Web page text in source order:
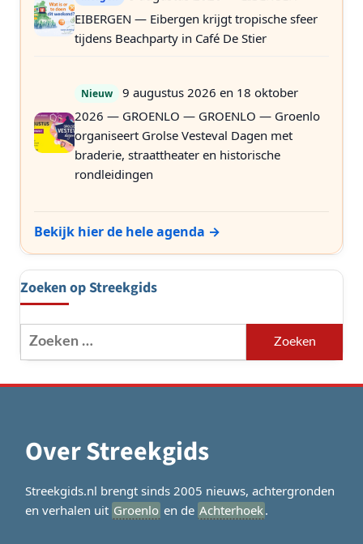
EIBERGEN — Eibergen krijgt tropische sfeer
tijdens Beachparty in Café De Stier
Nieuw
9 augustus 2026 en 18 oktober
2026 — GROENLO — GROENLO — Groenlo
organiseert Grolse Vesteval Dagen met
braderie, straattheater en historische
rondleidingen
Bekijk hier de hele agenda →
Zoeken op Streekgids
Zoeken
naar:
Over Streekgids
Streekgids.nl brengt sinds 2005 nieuws, achtergronden
en verhalen uit Groenlo en de Achterhoek.